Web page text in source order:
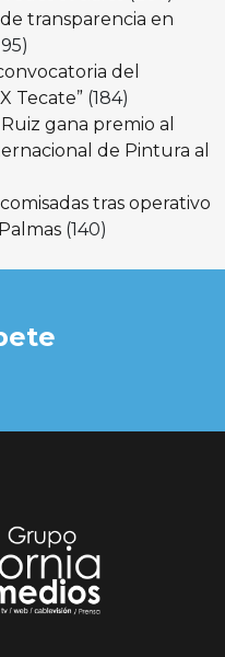
transparencia en
del
Tecate” (184)
gana premio al
de Pintura al
tras operativo
(140)